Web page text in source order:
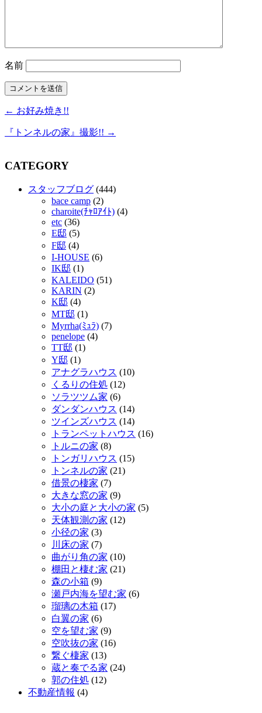
名前
← お好み焼き!!
『トンネルの家』撮影!! →
CATEGORY
スタッフブログ (444)
bace camp (2)
charoite(ﾁｬﾛｱｲﾄ) (4)
etc (36)
E邸 (5)
F邸 (4)
I-HOUSE (6)
IK邸 (1)
KALEIDO (51)
KARIN (2)
K邸 (4)
MT邸 (1)
Myrrha(ﾐｭﾗ) (7)
penelope (4)
TT邸 (1)
Y邸 (1)
アナグラハウス (10)
くるりの住処 (12)
ソラツツム家 (6)
ダンダンハウス (14)
ツインズハウス (14)
トランペットハウス (16)
トルニの家 (8)
トンガリハウス (15)
トンネルの家 (21)
借景の棲家 (7)
大きな窓の家 (9)
大小の庭と大小の家 (5)
天体観測の家 (12)
小径の家 (3)
川床の家 (7)
曲がり角の家 (10)
棚田と棲む家 (21)
森の小箱 (9)
瀬戸内海を望む家 (6)
瑠璃の木箱 (17)
白翼の家 (6)
空を望む家 (9)
空吹抜の家 (16)
繋ぐ棲家 (13)
蔵と奏でる家 (24)
郭の住処 (12)
不動産情報 (4)